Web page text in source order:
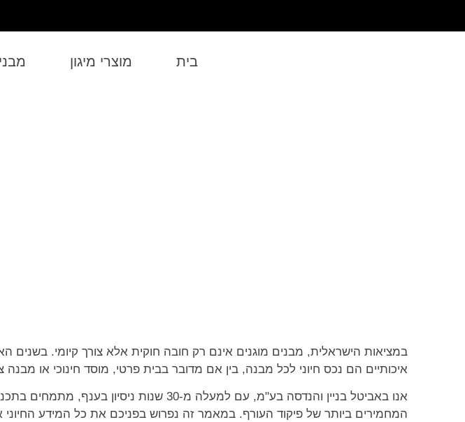
בית מוצרי מיגון
במציאות הישראלית, מבנים מוגנים אינם רק חובה חוקית אלא צורך קיומי. בשנים
איכותיים הם נכס חיוני לכל מבנה, בין אם מדובר בבית פרטי, מוסד חינוכי או מבנה
אנו באביטל בניין והנדסה בע"מ, עם למעלה מ-30 שנות ניסיון בענף, מתמחים בתכנון, ייצור והתקנה של
המחמירים ביותר של פיקוד העורף. במאמר זה נפרוש בפניכם את כל המידע החיוני